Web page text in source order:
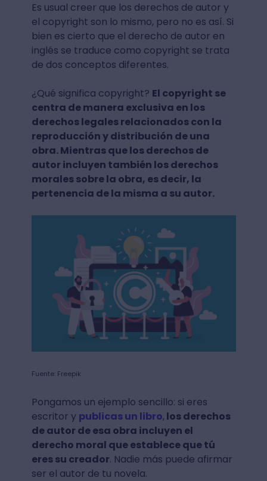
Es usual creer que los derechos de autor y
el copyright son lo mismo, pero no es así. Si
bien es cierto que el derecho de autor en
inglés se traduce como copyright se trata
de dos conceptos diferentes.
¿Qué significa copyright? El copyright se
centra de manera exclusiva en los
derechos legales relacionados con la
reproducción y distribución de una
obra. Mientras que los derechos de
autor incluyen también los derechos
morales sobre la obra, es decir, la
pertenencia de la misma a su autor.
Fuente: Freepik
Pongamos un ejemplo sencillo: si eres
escritor y publicas un libro, los derechos
de autor de esa obra incluyen el
derecho moral que establece que tú
eres su creador. Nadie más puede afirmar
ser el autor de tu novela.